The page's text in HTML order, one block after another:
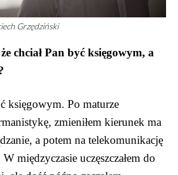
Grzędziński
chciał Pan być księgowym, a
księgowym. Po maturze
zmieniłem kierunek ma
a potem na telekomunikację
międzyczasie uczęszczałem do